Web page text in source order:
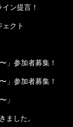
ン提言！
クト
」参加者募集！
」参加者募集！
」
ました。